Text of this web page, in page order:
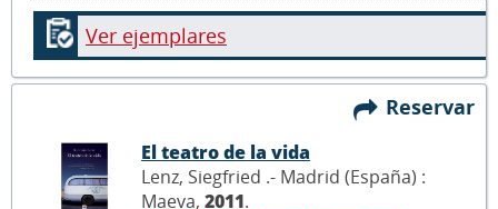
Ver ejemplares
Reservar
El teatro de la vida
Lenz, Siegfried .- Madrid (España) :
Maeva, 2011.